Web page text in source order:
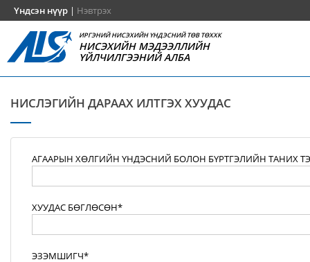
Үндсэн нүүр | Нэвтрэх
ИРГЭНИЙ НИСЭХИЙН ҮНДЭСНИЙ ТӨВ ТӨХХК
НИСЭХИЙН МЭДЭЭЛЛИЙН
ҮЙЛЧИЛГЭЭНИЙ АЛБА
НИСЛЭГИЙН ДАРААХ ИЛТГЭХ ХУУДАС
АГААРЫН ХӨЛГИЙН ҮНДЭСНИЙ БОЛОН БҮРТГЭЛИЙН ТАНИХ
ХУУДАС БӨГЛӨСӨН*
ЭЗЭМШИГЧ*